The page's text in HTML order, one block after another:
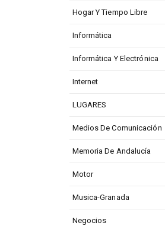
Hogar Y Tiempo Libre
Informática
Informática Y Electrónica
Internet
LUGARES
Medios De Comunicación
Memoria De Andalucía
Motor
Musica-Granada
Negocios